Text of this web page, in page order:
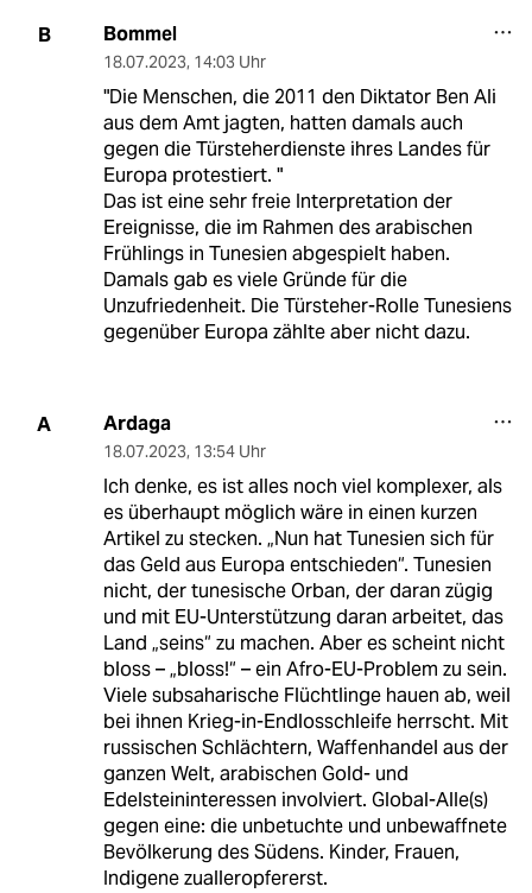
B Bommel
18.07.2023, 14:03 Uhr
"Die Menschen, die 2011 den Diktator Ben Ali
aus dem Amt jagten, hatten damals auch
gegen die Türsteherdienste ihres Landes für
Europa protestiert. "
Das ist eine sehr freie Interpretation der
Ereignisse, die im Rahmen des arabischen
Frühlings in Tunesien abgespielt haben.
Damals gab es viele Gründe für die
Unzufriedenheit. Die Türsteher-Rolle Tunesiens
gegenüber Europa zählte aber nicht dazu.
A Ardaga
18.07.2023, 13:54 Uhr
Ich denke, es ist alles noch viel komplexer, als
es überhaupt möglich wäre in einen kurzen
Artikel zu stecken. „Nun hat Tunesien sich für
das Geld aus Europa entschieden“. Tunesien
nicht, der tunesische Orban, der daran zügig
und mit EU-Unterstützung daran arbeitet, das
Land „seins“ zu machen. Aber es scheint nicht
bloss – „bloss!“ – ein Afro-EU-Problem zu sein.
Viele subsaharische Flüchtlinge hauen ab, weil
bei ihnen Krieg-in-Endlosschleife herrscht. Mit
russischen Schlächtern, Waffenhandel aus der
ganzen Welt, arabischen Gold- und
Edelsteininteressen involviert. Global-Alle(s)
gegen eine: die unbetuchte und unbewaffnete
Bevölkerung des Südens. Kinder, Frauen,
Indigene zualleropfererst.